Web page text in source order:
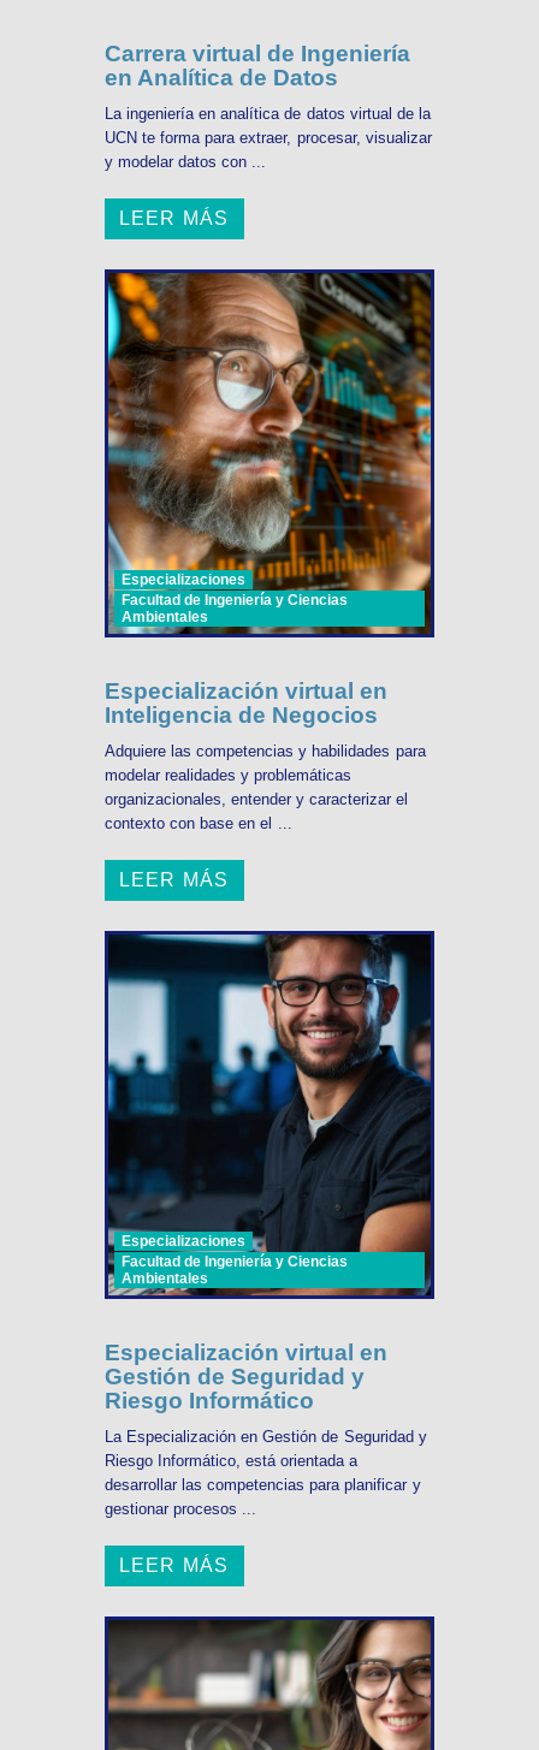
Carrera virtual de Ingeniería
en Analítica de Datos
La ingeniería en analítica de datos virtual de la
UCN te forma para extraer, procesar, visualizar
y modelar datos con ...
LEER MÁS
Especializaciones
Facultad de Ingeniería y Ciencias
Ambientales
Especialización virtual en
Inteligencia de Negocios
Adquiere las competencias y habilidades para
modelar realidades y problemáticas
organizacionales, entender y caracterizar el
contexto con base en el ...
LEER MÁS
Especializaciones
Facultad de Ingeniería y Ciencias
Ambientales
Especialización virtual en
Gestión de Seguridad y
Riesgo Informático
La Especialización en Gestión de Seguridad y
Riesgo Informático, está orientada a
desarrollar las competencias para planificar y
gestionar procesos ...
LEER MÁS